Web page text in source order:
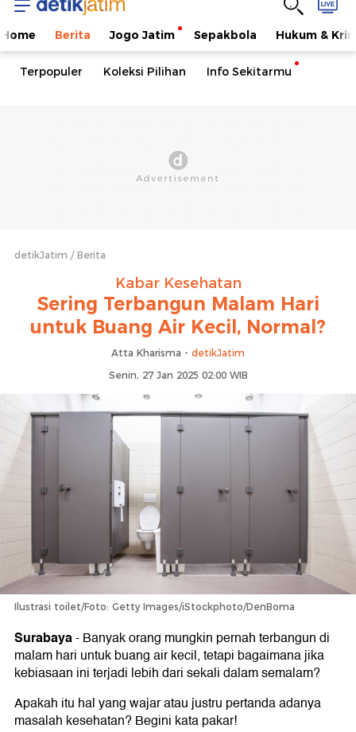
Home Berita Jogo Jatim Sepakbola Hukum &
Terpopuler Koleksi Pilihan Info Sekitarmu
detikJatim Berita
Kabar Kesehatan
Sering Terbangun Malam Hari
untuk Buang Air Kecil, Normal?
Atta Kharisma - detikJatim
Senin, 27 Jan 2025 02:00 WIB
Ilustrasi toilet/Foto: Getty Images/iStockphoto/DenBoma
Surabaya-Banyak orang mungkin pernah terbangun di
malam hari untuk buang air kecil, tetapi bagaimana jika
kebiasaan ini terjadi lebih dari sekali dalam semalam?
Apakah itu hal yang wajar atau justru pertanda adanya
masalah kesehatan? Begini kata pakar!